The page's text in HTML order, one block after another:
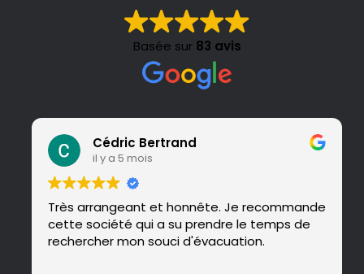
Basée sur 83 avis
Cédric Bertrand
il y a 5 mois
Très arrangeant et honnête. Je recommande
cette société qui a su prendre le temps de
rechercher mon souci d'évacuation.